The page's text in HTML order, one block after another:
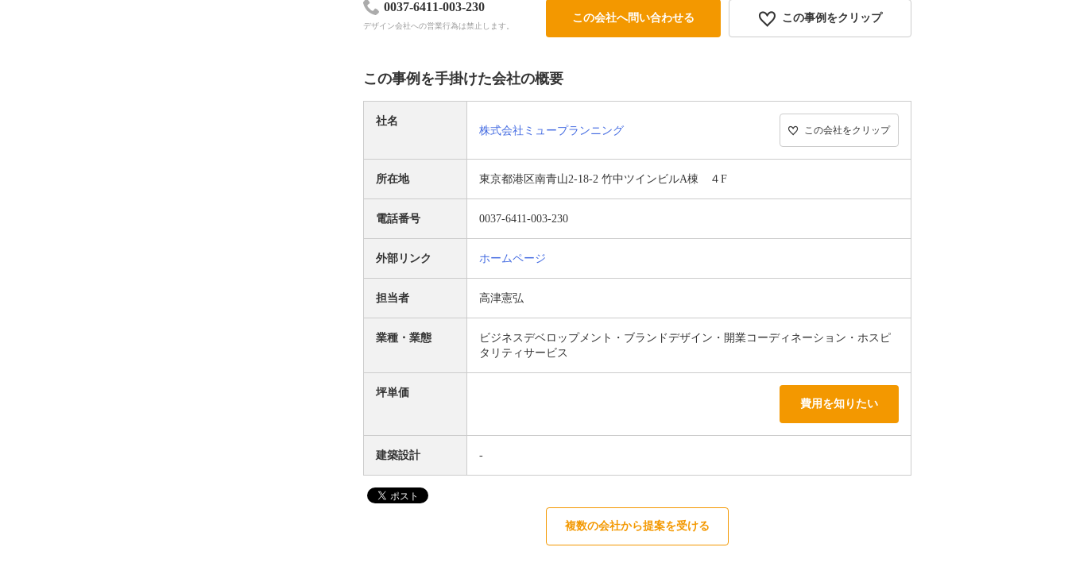
0037-6411-003-230
デザイン会社への営業行為は禁止します。
この会社へ問い合わせる この事例をクリップ
この事例を手掛けた会社の概要
社名
株式会社ミュープランニング この会社をクリップ
所在地 東京都港区南青山2-18-2 竹中ツインビルA棟 ４F
電話番号 0037-6411-003-230
外部リンク ホームページ
担当者 高津憲弘
業種・業態
ビジネスデベロップメント・ブランドデザイン・開業コーディネーション・ホスピ
タリティサービス
坪単価
費用を知りたい
建築設計 -
複数の会社から提案を受ける